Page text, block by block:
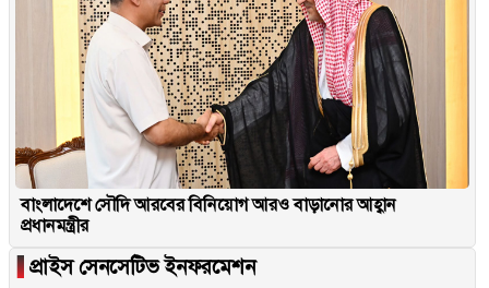
বাংলাদেশে সৌদি আরবের বিনিয়োগ আরও বাড়ানোর আহ্বান
প্রধানমন্ত্রীর
▐ প্রাইস সেনসেটিভ ইনফরমেশন